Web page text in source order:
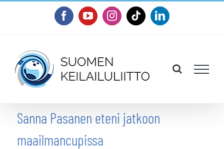
FacebookYouTubeInstagram
TiktokLinkedIn
Sanna Pasanen eteni jatkoon
maailmancupissa